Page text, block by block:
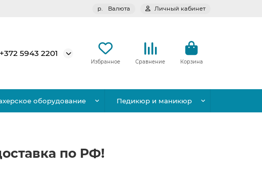
р. Валюта Личный кабинет
+372 5943 2201
Избранное Сравнение Корзина
оборудование Педикюр и маникюр
по РФ!